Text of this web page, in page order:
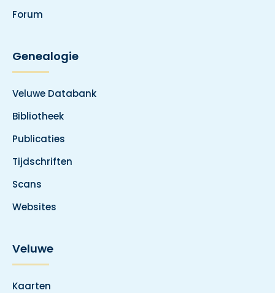
Forum
Genealogie
Veluwe Databank
Bibliotheek
Publicaties
Tijdschriften
Scans
Websites
Veluwe
Kaarten